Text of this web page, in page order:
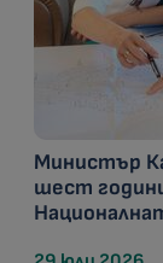
Министър
шест